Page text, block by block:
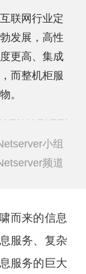
联网行业定
发展，高性
更高、集成
而整机柜服
。
小组
频道
而来的信息
服务、复杂
服务的巨大